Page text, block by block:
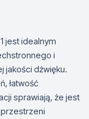
jest idealnym
i
jakości dźwięku.
łatwość
sprawiają, że jest